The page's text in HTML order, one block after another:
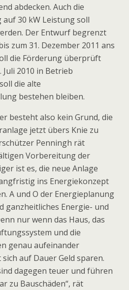
abdecken. Auch die
30 kW Leistung soll
Der Entwurf begrenzt
zum 31. Dezember 2011 ans
die Förderung überprüft
Juli 2010 in Betrieb
die alte
bestehen bleiben.
besteht also kein Grund, die
jetzt übers Knie zu
Penningh rät
Vorbereitung der
ist es, die neue Anlage
ins Energiekonzept
A und O der Energieplanung
ganzheitliches Energie- und
nur wenn das Haus, das
und die
genau aufeinander
auf Dauer Geld sparen.
dagegen teuer und führen
zu Bauschäden“, rät